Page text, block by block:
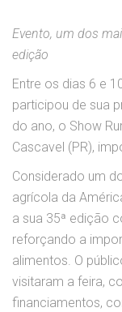
Evento, um dos
edição
Entre os dias 6 e
participou de sua
do ano, o Show
Cascavel (PR),
Considerado um
agrícola da
a sua 35ª edição
reforçando a
alimentos. O
visitaram a feira,
financiamentos,